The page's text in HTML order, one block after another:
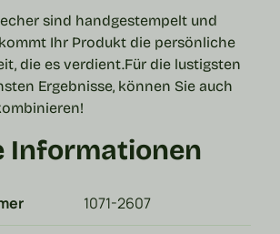
sind handgestempelt und
Ihr Produkt die persönliche
die es verdient.Für die lustigsten
Ergebnisse, können Sie auch
Informationen
1071-2607